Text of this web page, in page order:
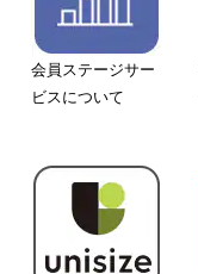
会員ステージサー
ビスについて